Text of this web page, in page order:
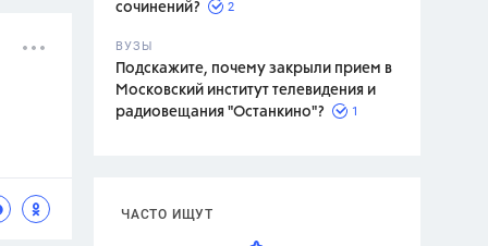
сочинений?
2
ВУЗЫ
Подскажите, почему закрыли прием в
Московский институт телевидения и
радиовещания "Останкино"?
1
ЧАСТО ИЩУТ